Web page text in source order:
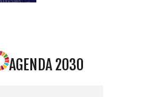
AGENDA 2030